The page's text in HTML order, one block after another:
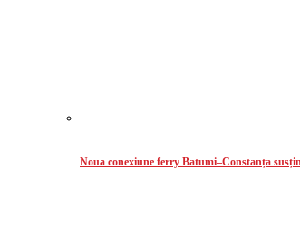
Noua conexiune ferry Batumi–Constanța